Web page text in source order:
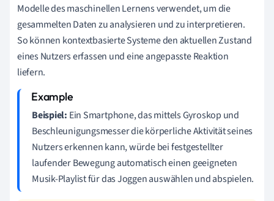
Modelle des maschinellen Lernens verwendet, um die
gesammelten Daten zu analysieren und zu interpretieren.
So können kontextbasierte Systeme den aktuellen Zustand
eines Nutzers erfassen und eine angepasste Reaktion
liefern.
Beispiel: Ein Smartphone, das mittels Gyroskop und
Beschleunigungsmesser die körperliche Aktivität seines
Nutzers erkennen kann, würde bei festgestellter
laufender Bewegung automatisch einen geeigneten
Musik-Playlist für das Joggen auswählen und abspielen.